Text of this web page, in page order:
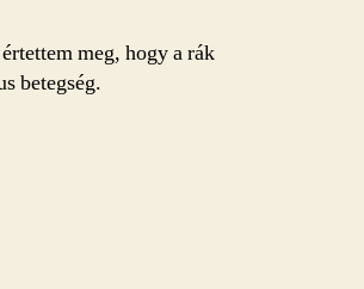
meg, hogy a rák
betegség.